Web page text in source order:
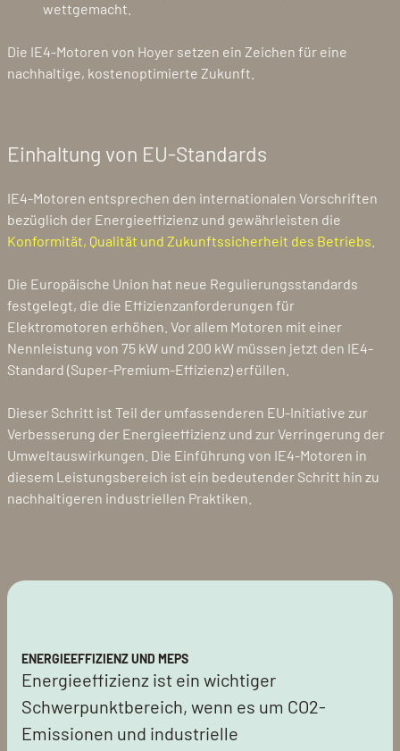
wettgemacht.
Die IE4-Motoren von Hoyer setzen ein Zeichen für eine
nachhaltige, kostenoptimierte Zukunft.
Einhaltung von EU-Standards
IE4-Motoren entsprechen den internationalen Vorschriften
bezüglich der Energieeffizienz und gewährleisten die
Konformität, Qualität und Zukunftssicherheit des Betriebs
Die Europäische Union hat neue Regulierungsstandards
festgelegt, die die Effizienzanforderungen für
Elektromotoren erhöhen. Vor allem Motoren mit einer
Nennleistung von 75 kW und 200 kW müssen jetzt den IE4-
Standard (Super-Premium-Effizienz) erfüllen.
Dieser Schritt ist Teil der umfassenderen EU-Initiative zur
Verbesserung der Energieeffizienz und zur Verringerung der
Umweltauswirkungen. Die Einführung von IE4-Motoren in
diesem Leistungsbereich ist ein bedeutender Schritt hin zu
nachhaltigeren industriellen Praktiken.
ENERGIEEFFIZIENZ UND MEPS
Energieeffizienz ist ein wichtiger
Schwerpunktbereich, wenn es um CO2-
Emissionen und industrielle